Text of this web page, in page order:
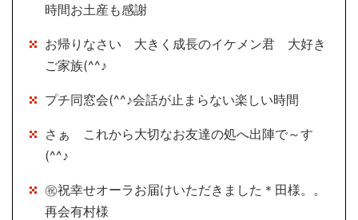
時間お土産も感謝
お帰りなさい 大きく成長のイケメン君 大好き
ご家族(^^♪
プチ同窓会(^^♪会話が止まらない楽しい時間
さぁ これから大切なお友達の処へ出陣で～す
(^^♪
㊗祝幸せオーラお届けいただきました＊田様。。
再会有村様